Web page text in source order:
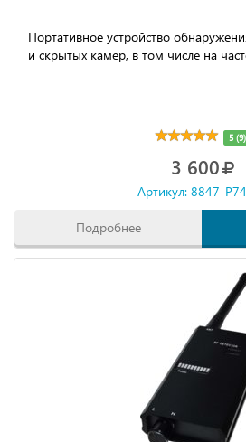
Портативное устройство
и скрытых камер, в том числе на
5 (9)
3 600
Артикул: 8847-
Подробнее